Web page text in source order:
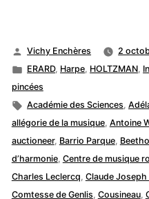
Publié
par
Vichy Enchères
2
Publié
dans
ERARD, Harpe, HOLTZMAN,
pincées
Étiquettes :
Académie des Sciences,
allégorie de la musique, Antoine
auctioneer, Barrio Parque,
d’harmonie, Centre de musique
Charles Leclercq, Claude Joseph
Comtesse de Genlis, Cousineau,